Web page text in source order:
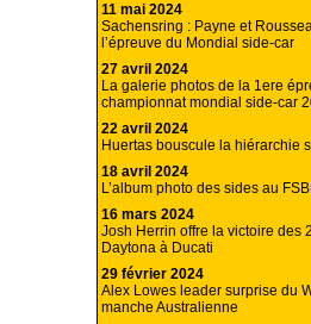
11 mai 2024
Sachensring : Payne et
l’épreuve du Mondial side-car
27 avril 2024
La galerie photos de la 1ere
championnat mondial side-car
22 avril 2024
Huertas bouscule la hiérarchie
18 avril 2024
L’album photo des sides au
16 mars 2024
Josh Herrin offre la victoire des
Daytona à Ducati
29 février 2024
Alex Lowes leader surprise du
manche Australienne